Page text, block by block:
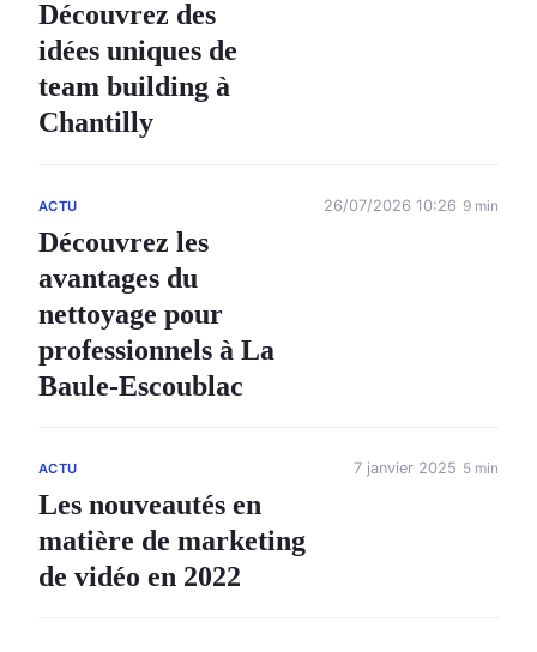
Découvrez des
idées uniques de
team building à
Chantilly
ACTU
Découvrez les
avantages du
nettoyage pour
professionnels à La
Baule-Escoublac
26/07/2026 10:26 9 min
ACTU
Les nouveautés en
matière de marketing
de vidéo en 2022
7 janvier 2025 5 min